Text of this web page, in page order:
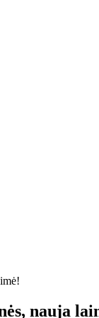
nauja